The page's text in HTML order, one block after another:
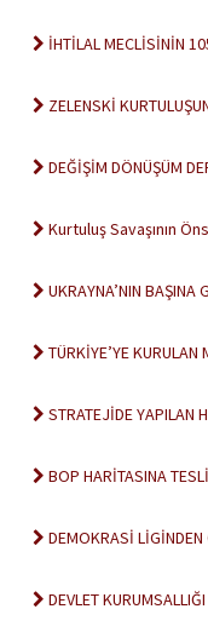
İHTİLAL MECLİSİNİN
ZELENSKİ
DEĞİŞİM DÖNÜŞÜM
Kurtuluş Savaşının
UKRAYNA’NIN BAŞINA
TÜRKİYE’YE KURULAN
STRATEJİDE YAPILAN
BOP HARİTASINA
DEMOKRASİ
DEVLET